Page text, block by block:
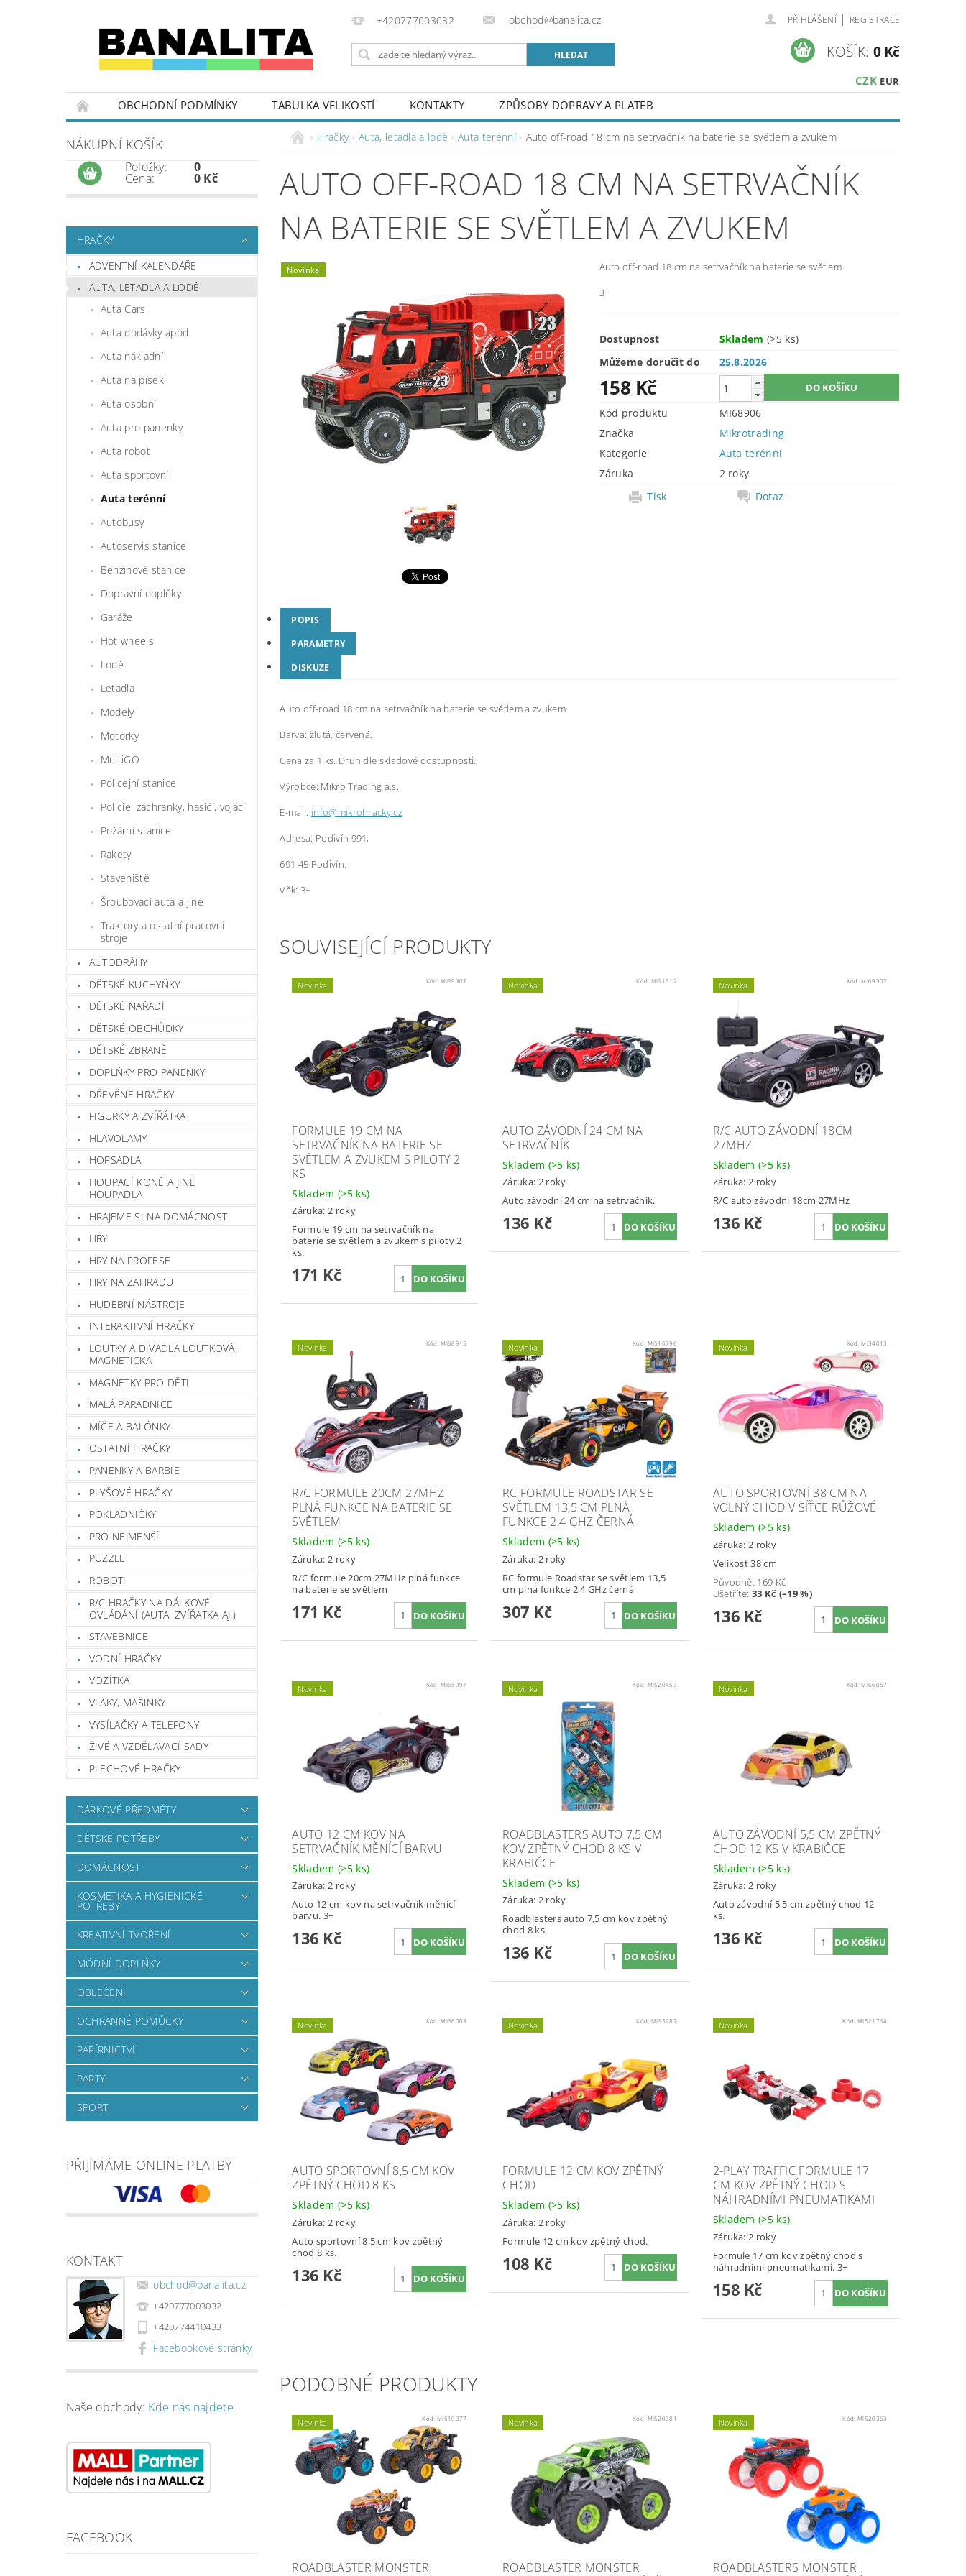
+420777003032 obchod@banalita.cz PŘIHLÁŠENÍ | REGISTRACE
CZK EUR
KOŠÍK: 0 Kč
OBCHODNÍ PODMÍNKY TABULKA VELIKOSTÍ KONTAKTY ZPŮSOBY DOPRAVY A PLATEB
NÁKUPNÍ KOŠÍK
Položky:
Cena:
0
0 Kč
HRAČKY
ADVENTNÍ KALENDÁŘE
AUTA, LETADLA A LODĚ
Auta Cars
Auta dodávky apod.
Auta nákladní
Auta na písek
Auta osobní
Auta pro panenky
Auta robot
Auta sportovní
Auta terénní
Autobusy
Autoservis stanice
Benzinové stanice
Dopravní doplňky
Garáže
Hot wheels
Lodě
Letadla
Modely
Motorky
MultiGO
Policejní stanice
Policie, záchranky, hasiči, vojáci
Požární stanice
Rakety
Staveniště
Šroubovací auta a jiné
Traktory a ostatní pracovní
stroje
AUTODRÁHY
DĚTSKÉ KUCHYŇKY
DĚTSKÉ NÁŘADÍ
DĚTSKÉ OBCHŮDKY
DĚTSKÉ ZBRANĚ
DOPLŇKY PRO PANENKY
DŘEVĚNÉ HRAČKY
FIGURKY A ZVÍŘÁTKA
HLAVOLAMY
HOPSADLA
HOUPACÍ KONĚ A JINÉ
HOUPADLA
HRAJEME SI NA DOMÁCNOST
HRY
HRY NA PROFESE
HRY NA ZAHRADU
HUDEBNÍ NÁSTROJE
INTERAKTIVNÍ HRAČKY
LOUTKY A DIVADLA LOUTKOVÁ,
MAGNETICKÁ
MAGNETKY PRO DĚTI
MALÁ PARÁDNICE
MÍČE A BALÓNKY
OSTATNÍ HRAČKY
PANENKY A BARBIE
PLYŠOVÉ HRAČKY
POKLADNIČKY
PRO NEJMENŠÍ
PUZZLE
ROBOTI
R/C HRAČKY NA DÁLKOVÉ
OVLÁDÁNÍ (AUTA, ZVÍŘATKA AJ.)
STAVEBNICE
VODNÍ HRAČKY
VOZÍTKA
VLAKY, MAŠINKY
VYSÍLAČKY A TELEFONY
ŽIVÉ A VZDĚLÁVACÍ SADY
PLECHOVÉ HRAČKY
DÁRKOVÉ PŘEDMĚTY
DĚTSKÉ POTŘEBY
DOMÁCNOST
KOSMETIKA A HYGIENICKÉ
POTŘEBY
KREATIVNÍ TVOŘENÍ
MÓDNÍ DOPLŇKY
OBLEČENÍ
OCHRANNÉ POMŮCKY
PAPÍRNICTVÍ
PARTY
SPORT
PŘIJÍMÁME ONLINE PLATBY
KONTAKT
obchod@banalita.cz
+420777003032
+420774410433
Facebookové stránky
Naše obchody: Kde nás najdete
FACEBOOK
Hračky Auta, letadla a lodě Auta terénní Auto off-road 18 cm na setrvačník na baterie se světlem a zvukem
AUTO OFF-ROAD 18 CM NA SETRVAČNÍK
NA BATERIE SE SVĚTLEM A ZVUKEM
Novinka
Auto off-road 18 cm na setrvačník na baterie se světlem.
3+
Dostupnost Skladem(>5 ks)
Můžeme doručit do
25.8.2026
158 Kč
Kód produktu
MI68906
Značka
Mikrotrading
Kategorie
Auta terénní
Záruka
2 roky
Tisk
Dotaz
POPIS
PARAMETRY
DISKUZE
Auto off-road 18 cm na setrvačník na baterie se světlem a zvukem.
Barva: žlutá, červená.
Cena za 1 ks. Druh dle skladové dostupnosti.
Výrobce: Mikro Trading a.s.
E-mail: info@mikrohracky.cz
Adresa: Podivín 991,
691 45 Podivín.
Věk: 3+
SOUVISEJÍCÍ PRODUKTY
Novinka Kód:MI69307
FORMULE 19 CM NA
SETRVAČNÍK NA BATERIE SE
SVĚTLEM A ZVUKEM S PILOTY 2
KS
Skladem (>5 ks)
Záruka: 2 roky
Formule 19 cm na setrvačník na
baterie se světlem a zvukem s piloty 2
ks.
171 Kč
Novinka Kód: MI61612
AUTO ZÁVODNÍ 24 CM NA
SETRVAČNÍK
Skladem (>5 ks)
Záruka: 2 roky
Auto závodní 24 cm na setrvačník.
136 Kč
Novinka Kód:MI69302
R/C AUTO ZÁVODNÍ 18CM
27MHZ
Skladem(>5 ks)
Záruka: 2 roky
R/C auto závodní 18cm 27MHz
136 Kč
Novinka Kód:MI68915
R/C FORMULE 20CM 27MHZ
PLNÁ FUNKCE NA BATERIE SE
SVĚTLEM
Skladem (>5 ks)
Záruka: 2 roky
R/C formule 20cm 27MHz plná funkce
na baterie se světlem
171 Kč
Novinka Kód: MI510796
RC FORMULE ROADSTAR SE
SVĚTLEM 13,5 CM PLNÁ
FUNKCE 2,4 GHZ ČERNÁ
Skladem (>5 ks)
Záruka: 2 roky
RC formule Roadstar se světlem 13,5
cm plná funkce 2,4 GHz černá
307 Kč
Novinka Kód:MI34013
AUTO SPORTOVNÍ 38 CM NA
VOLNÝ CHOD V SÍŤCE RŮŽOVÉ
Skladem(>5 ks)
Záruka: 2 roky
Velikost 38 cm
Původně: 169 Kč
Ušetříte: 33 Kč (–19 %)
136 Kč
Novinka Kód:MI65997
AUTO 12 CM KOV NA
SETRVAČNÍK MĚNÍCÍ BARVU
Skladem (>5 ks)
Záruka: 2 roky
Auto 12 cm kov na setrvačník měnící
barvu. 3+
136 Kč
Novinka Kód: MI520453
ROADBLASTERS AUTO 7,5 CM
KOV ZPĚTNÝ CHOD 8 KS V
KRABIČCE
Skladem (>5 ks)
Záruka: 2 roky
Roadblasters auto 7,5 cm kov zpětný
chod 8 ks.
136 Kč
Novinka Kód:MI66057
AUTO ZÁVODNÍ 5,5 CM ZPĚTNÝ
CHOD 12 KS V KRABIČCE
Skladem(>5 ks)
Záruka: 2 roky
Auto závodní 5,5 cm zpětný chod 12
ks.
136 Kč
Novinka Kód:MI66003
AUTO SPORTOVNÍ 8,5 CM KOV
ZPĚTNÝ CHOD 8 KS
Skladem (>5 ks)
Záruka: 2 roky
Auto sportovní 8,5 cm kov zpětný
chod 8 ks.
136 Kč
Novinka Kód: MI65987
FORMULE 12 CM KOV ZPĚTNÝ
CHOD
Skladem (>5 ks)
Záruka: 2 roky
Formule 12 cm kov zpětný chod.
108 Kč
Novinka Kód:MI521764
2-PLAY TRAFFIC FORMULE 17
CM KOV ZPĚTNÝ CHOD S
NÁHRADNÍMI PNEUMATIKAMI
Skladem(>5 ks)
Záruka: 2 roky
Formule 17 cm kov zpětný chod s
náhradními pneumatikami. 3+
158 Kč
PODOBNÉ PRODUKTY
Novinka Kód: MI510377
ROADBLASTER MONSTER
Novinka Kód: MI520381
ROADBLASTER MONSTER
Novinka Kód:MI520363
ROADBLASTERS MONSTER